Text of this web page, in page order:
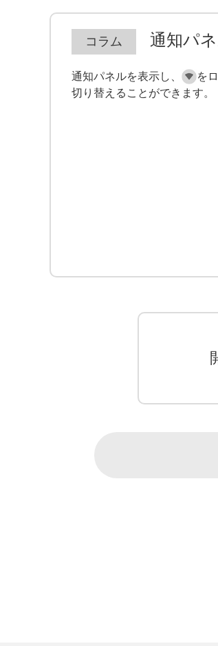
通知パ
通知パネルを表示し、 を
切り替えることができます。